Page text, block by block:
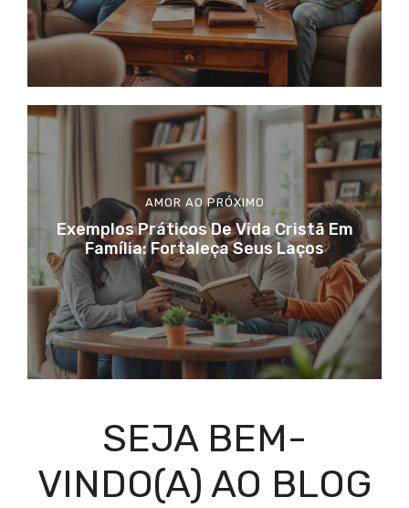
AMOR AO PRÓXIMO
Exemplos Práticos De Vida Cristã Em
Família: Fortaleça Seus Laços
SEJA BEM-
VINDO(A) AO BLOG